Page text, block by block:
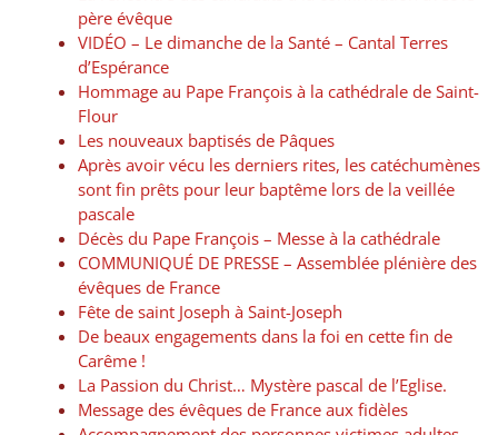
père évêque
VIDÉO – Le dimanche de la Santé – Cantal Terres
d’Espérance
Hommage au Pape François à la cathédrale de Saint-
Flour
Les nouveaux baptisés de Pâques
Après avoir vécu les derniers rites, les catéchumènes
sont fin prêts pour leur baptême lors de la veillée
pascale
Décès du Pape François – Messe à la cathédrale
COMMUNIQUÉ DE PRESSE – Assemblée plénière des
évêques de France
Fête de saint Joseph à Saint-Joseph
De beaux engagements dans la foi en cette fin de
Carême !
La Passion du Christ… Mystère pascal de l’Eglise.
Message des évêques de France aux fidèles